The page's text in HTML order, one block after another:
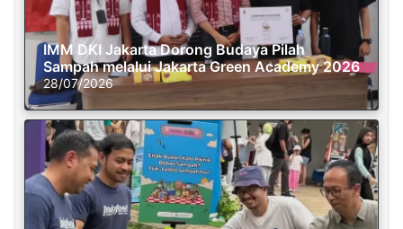
IMM DKI Jakarta Dorong Budaya Pilah
Sampah melalui Jakarta Green Academy 2026
28/07/2026